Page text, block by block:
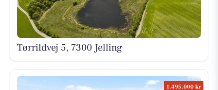
Tørrildvej 5, 7300 Jelling
1.495.000 kr